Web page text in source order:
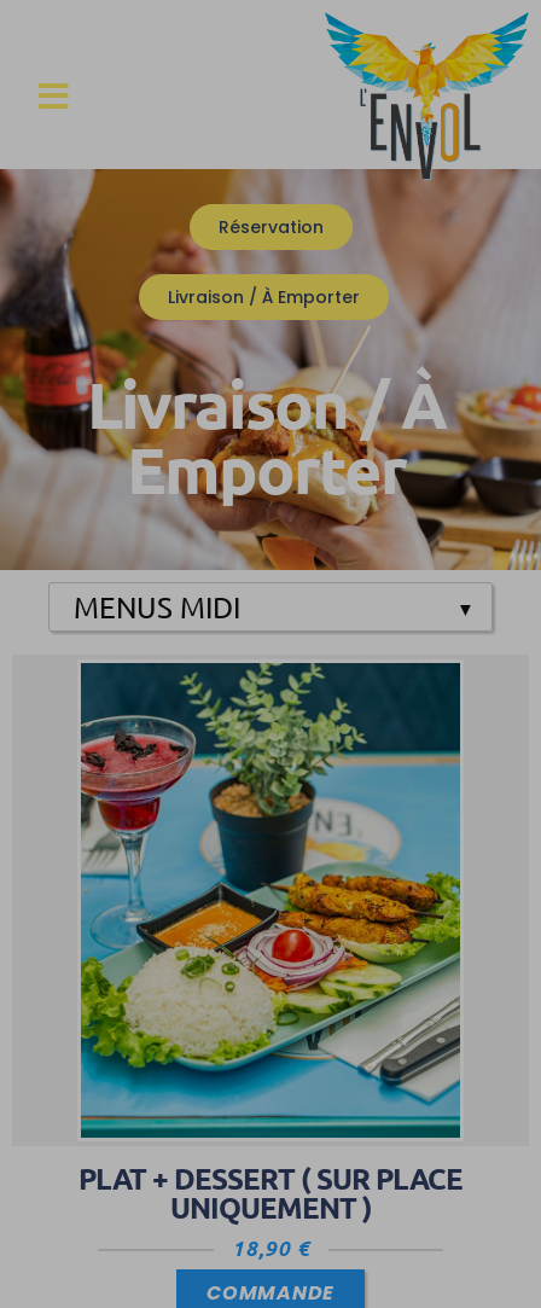
Réservation
Livraison / À Emporter
Livraison / À
Emporter
PLAT + DESSERT ( SUR PLACE
UNIQUEMENT )
18,90 €
COMMANDE